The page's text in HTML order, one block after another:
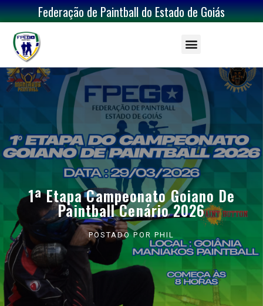
Federação de Paintball do Estado de Goiás
1ª Etapa Campeonato Goiano De
Paintball Cenário 2026
POSTADO POR PHIL